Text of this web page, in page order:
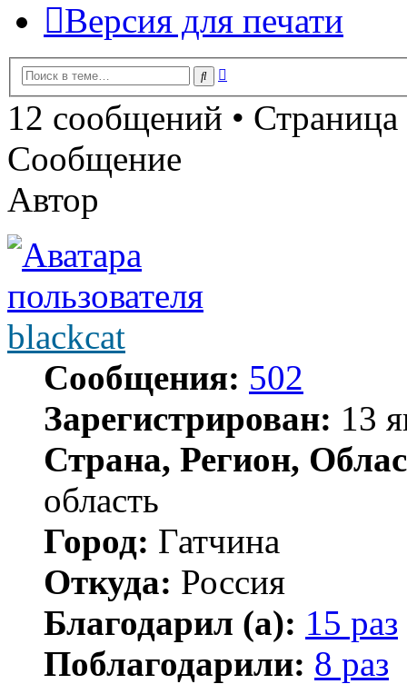
Версия для печати
Поиск
12 сообщений • Страница
Сообщение
Автор
blackcat
Сообщения: 502
Зарегистрирован: 13
Страна, Регион,
область
Город: Гатчина
Откуда: Россия
Благодарил (а): 15 раз
Поблагодарили: 8 раз